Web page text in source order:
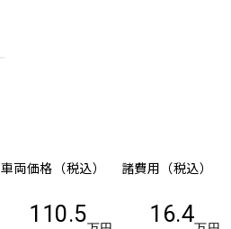
車両価格（税込）
110.5
諸費用（税込）
16.4